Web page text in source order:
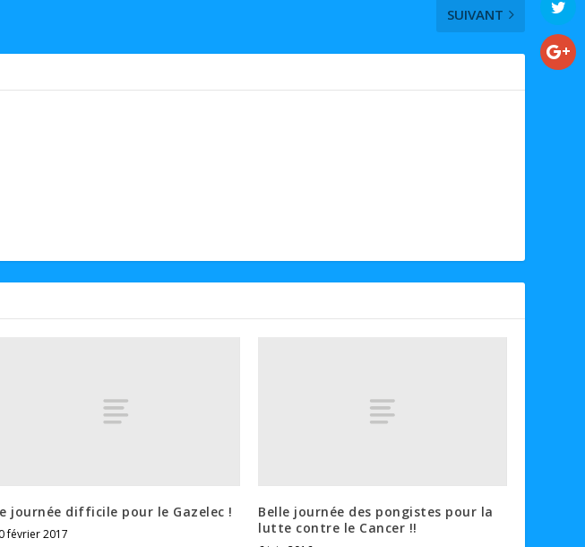
SUIVANT
journée difficile pour le Gazelec !
février 2017
Belle journée des pongistes pour la
lutte contre le Cancer !!